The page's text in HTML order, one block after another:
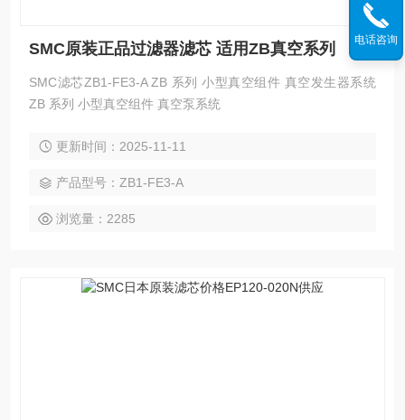
SMC原装正品过滤器滤芯 适用ZB真空系列
SMC滤芯ZB1-FE3-A ZB 系列 小型真空组件 真空发生器系统
ZB 系列 小型真空组件 真空泵系统
更新时间：2025-11-11
产品型号：ZB1-FE3-A
浏览量：2285
电话咨询